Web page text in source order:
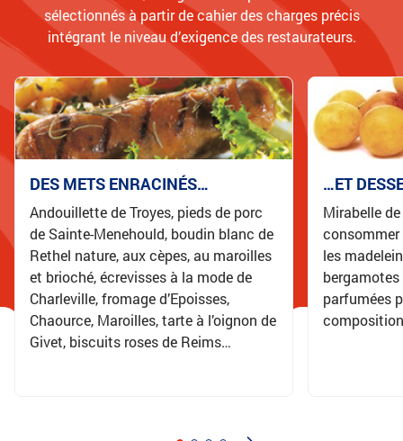
sélectionnés à partir de cahier des charges précis
intégrant le niveau d’exigence des restaurateurs.
DES METS ENRACINÉS…
Andouillette de Troyes, pieds de porc
de Sainte-Menehould, boudin blanc de
Rethel nature, aux cèpes, au maroilles
et brioché, écrevisses à la mode de
Charleville, fromage d’Epoisses,
Chaource, Maroilles, tarte à l’oignon de
Givet, biscuits roses de Reims…
…ET
Mirabelle
consommer
les
parfumées